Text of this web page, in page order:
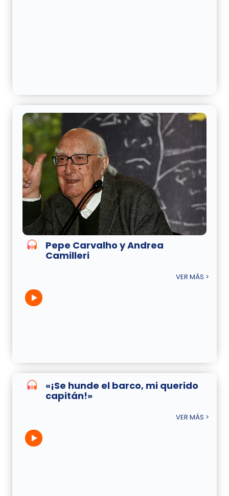
Pepe Carvalho y Andrea
Camilleri
VER MÁS >
«¡Se hunde el barco, mi querido
capitán!»
VER MÁS >